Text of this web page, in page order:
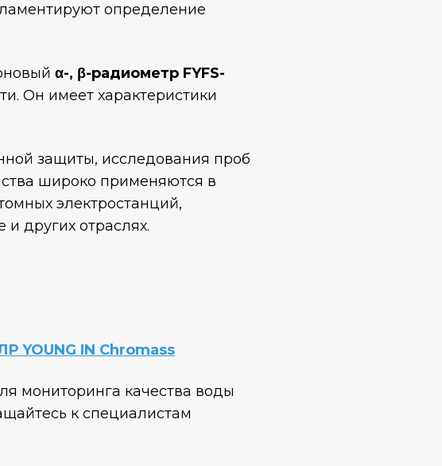
определение
α-, β-радиометр FYFS-
Он имеет характеристики
защиты, исследования проб
широко применяются в
электростанций,
и других отраслях.
YOUNG IN Chromass
мониторинга качества воды
к специалистам